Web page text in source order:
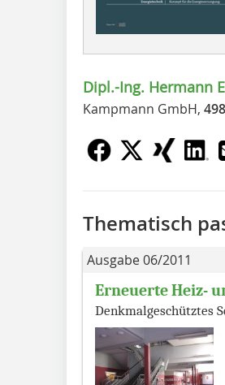
Dipl.-Ing. Hermann
Kampmann GmbH,
Thematisch
Ausgabe 06/2011
Erneuerte Heiz-
Denkmalgeschütztes